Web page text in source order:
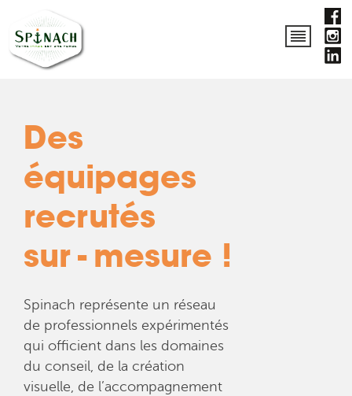
Des
équipages
recrutés
sur- mesure !
Spinach représente un réseau
de professionnels expérimentés
qui officient dans les domaines
du conseil, de la création
visuelle, de l’accompagnement